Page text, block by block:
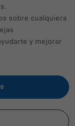
sobre cualquiera
y mejorar